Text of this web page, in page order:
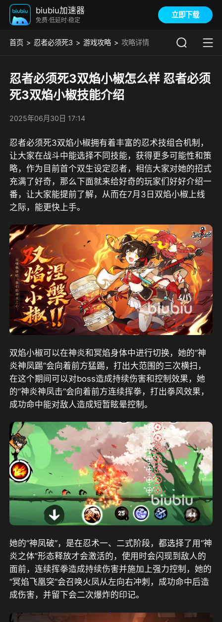
biubiu加速器
免费·低延时·稳定
立即下载
首页 忍者必须死3 游戏攻略 攻略详情
忍者必须死3双焰小椒怎么样 忍者必须
死3双焰小椒技能介绍
2025年06月30日 17:14
忍者必须死3双焰小椒拥有着丰富的忍术技组合机制，
让大家在战斗中能选择不同技能，获得更多可能性和策
略，作为目前首个双生设定忍者，相信大家对她的招式
充满了好奇，那么下面就来给好奇的玩家们好好介绍一
番，让大家能提前了解，从而在7月3日双焰小椒上线
之际，能更快上手。
双焰小椒可以在神炎和冥焰身体中进行切换，她的“神
炎神凤踢”会向着前方猛踢，打出大范围的三次横扫，
在这个期间可以对boss造成持续伤害和控制效果，她
的“神炎神凤击”会向着前方连续挥拳，打出拳风效果，
成功命中能对敌人造成短暂眩晕控制。
她的“神凤破”，是在忍术一、二式阶段，都选择了用“神
炎之体”形态释放才会激活的，使用时会闪现到敌人的
面前，连续挥拳造成持续伤害并施加上强力控制，她的
“冥焰飞凰突”会召唤火凤从左向右冲刺，成功命中后造
成伤害，并留下会二次爆炸的印记。